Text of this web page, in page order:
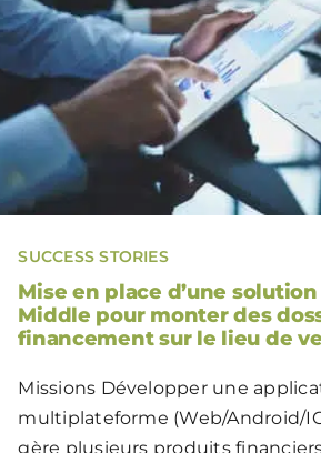
SUCCESS STORIES
Mise en place d’une
Middle pour monter des
financement sur le lieu de
Missions Développer une
multiplateforme (Web/Android/
gère plusieurs produits